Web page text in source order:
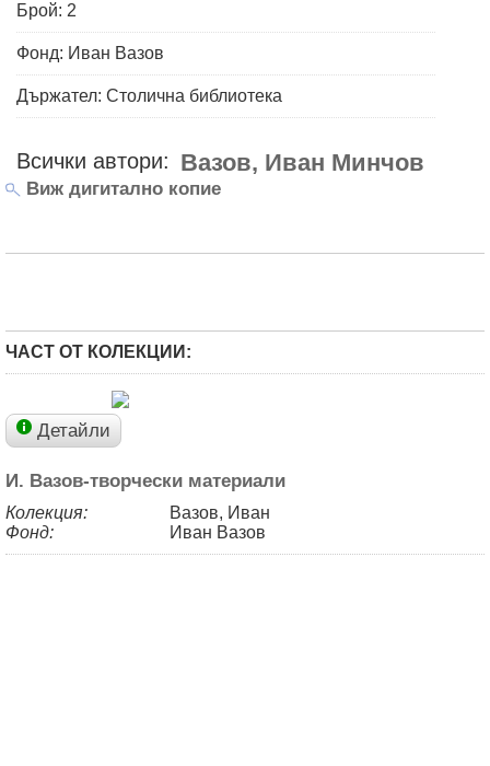
Брой: 2
Фонд: Иван Вазов
Държател: Столична библиотека
Всички автори: Вазов, Иван Минчов
Виж дигитално копие
ЧАСТ ОТ КОЛЕКЦИИ:
Детайли
И. Вазов-творчески материали
Колекция:
Вазов, Иван
Фонд:
Иван Вазов